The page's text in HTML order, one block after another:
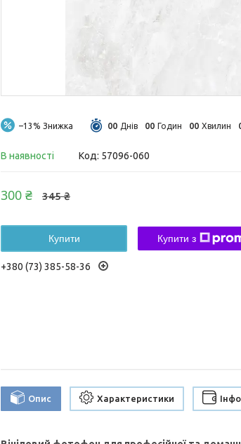
–13% 00 Днів 00 Годин 00 Хвилин
В наявності Код: 57096-060
345 ₴
300 ₴
Купити Купити з
+380 (73) 385-58-36
Опис Характеристики